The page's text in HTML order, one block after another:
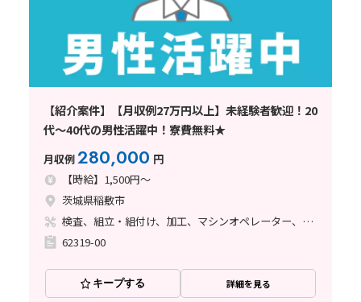
【紹介案件】【月収例27万円以上】未経験者歓迎！20
代～40代の男性活躍中！寮費無料★
月収例280,000 円
【時給】1,500円～
茨城県稲敷市
検査、組立・組付け、加工、マシンオペレーター、溶接、塗装
62319-00
キープする 詳細を見る